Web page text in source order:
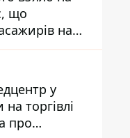
що
на
в
у
торгівлі
про